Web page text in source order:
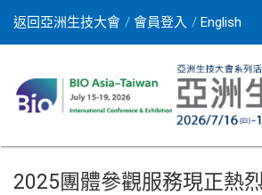
返回亞洲生技大會 會員登入 English
2025團體參觀服務現正熱